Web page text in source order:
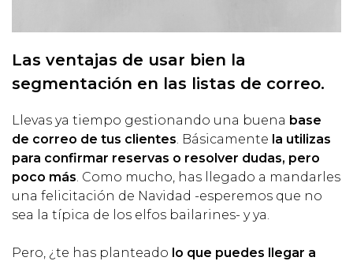
Las ventajas de usar bien la
segmentación en las listas de correo.
Llevas ya tiempo gestionando una buena base
de correo de tus clientes. Básicamente la utilizas
para confirmar reservas o resolver dudas, pero
poco más. Como mucho, has llegado a mandarles
una felicitación de Navidad -esperemos que no
sea la típica de los elfos bailarines- y ya.
Pero, ¿te has planteado lo que puedes llegar a